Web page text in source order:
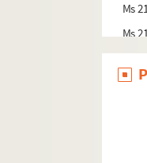
Ms
Ms
Ms
Ms
Ms